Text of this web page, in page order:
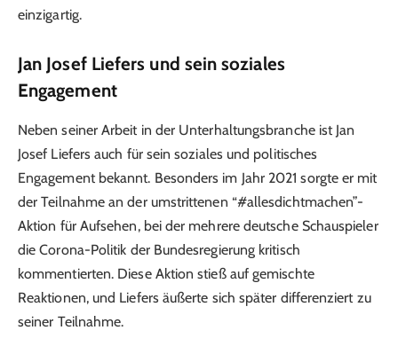
einzigartig.
Jan Josef Liefers und sein soziales
Engagement
Neben seiner Arbeit in der Unterhaltungsbranche ist Jan
Josef Liefers auch für sein soziales und politisches
Engagement bekannt. Besonders im Jahr 2021 sorgte er mit
der Teilnahme an der umstrittenen “#allesdichtmachen”-
Aktion für Aufsehen, bei der mehrere deutsche Schauspieler
die Corona-Politik der Bundesregierung kritisch
kommentierten. Diese Aktion stieß auf gemischte
Reaktionen, und Liefers äußerte sich später differenziert zu
seiner Teilnahme.